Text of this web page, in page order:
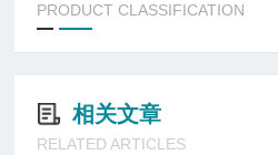
PRODUCT CLASSIFICATION
相关文章
RELATED ARTICLES